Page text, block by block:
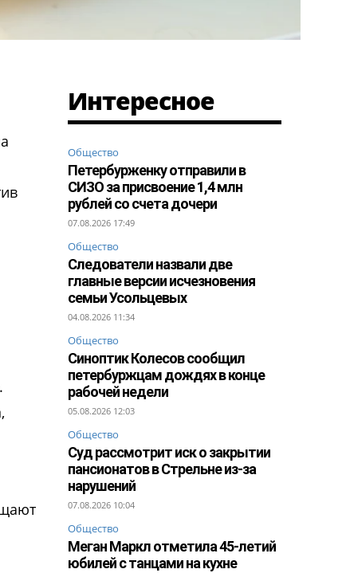
Интересное
Общество
Петербурженку отправили в
СИЗО за присвоение 1,4 млн
рублей со счета дочери
07.08.2026 17:49
Общество
Следователи назвали две
главные версии исчезновения
семьи Усольцевых
04.08.2026 11:34
Общество
Синоптик Колесов сообщил
петербуржцам дождях в конце
рабочей недели
05.08.2026 12:03
Общество
Суд рассмотрит иск о закрытии
пансионатов в Стрельне из-за
нарушений
07.08.2026 10:04
Общество
Меган Маркл отметила 45-летий
юбилей с танцами на кухне